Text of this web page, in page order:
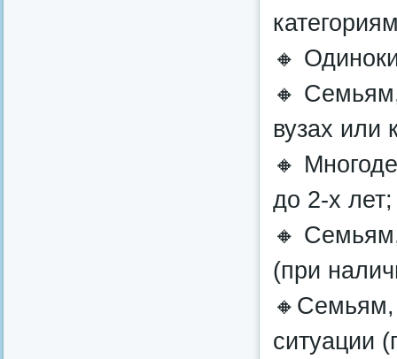
🔸
🔸
вузах или
🔸
до 2-х лет;
🔸
(при
🔸Семьям,
ситуации